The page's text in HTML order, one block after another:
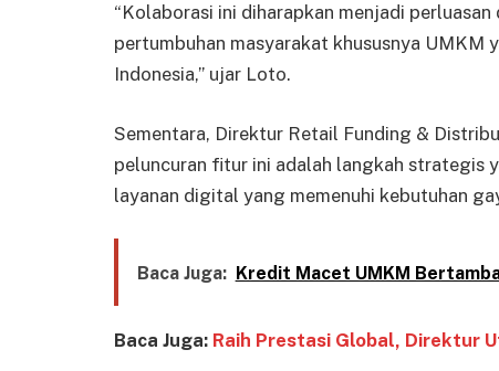
“Kolaborasi ini diharapkan menjadi
pertumbuhan masyarakat khususnya UMKM
Indonesia,” ujar Loto.
Sementara, Direktur Retail Funding &
peluncuran fitur ini adalah langkah strategis
layanan digital yang memenuhi kebutuhan
Baca Juga: Kredit Macet UMKM
Baca Juga: Raih Prestasi Global, Direktur